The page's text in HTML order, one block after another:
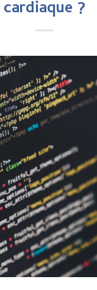
cardiaque ?